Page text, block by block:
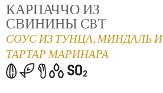
КАРПАЧЧО ИЗ
СВИНИНЫ CBT
СОУС ИЗ ТУНЦА, МИНДАЛЬ И
ТАРТАР МАРИНАРА